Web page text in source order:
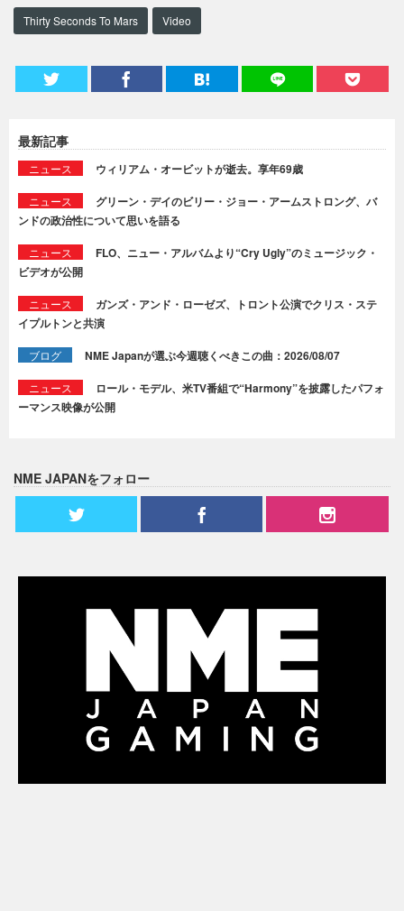
Thirty Seconds To Mars Video
最新記事
ニュース ウィリアム・オービットが逝去。享年69歳
ニュース
グリーン・デイのビリー・ジョー・アームストロング、バ
ンドの政治性について思いを語る
ニュース
FLO、ニュー・アルバムより“Cry Ugly”のミュージック・
ビデオが公開
ニュース
ガンズ・アンド・ローゼズ、トロント公演でクリス・ステ
イプルトンと共演
ブログ NME Japanが選ぶ今週聴くべきこの曲：2026/08/07
ニュース
ロール・モデル、米TV番組で“Harmony”を披露したパフォ
ーマンス映像が公開
NME JAPANをフォロー